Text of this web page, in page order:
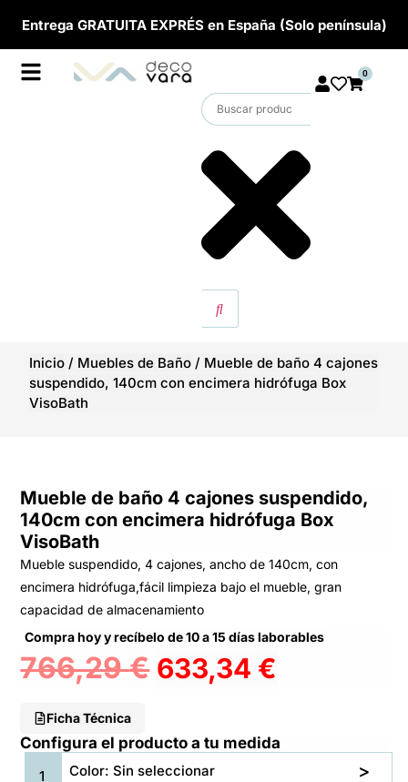
Entrega GRATUITA EXPRÉS en España (Solo península)
0
Inicio / Muebles de Baño / Mueble de baño 4 cajones
suspendido, 140cm con encimera hidrófuga Box
VisoBath
Mueble de baño 4 cajones suspendido,
140cm con encimera hidrófuga Box
VisoBath
Mueble suspendido, 4 cajones, ancho de 140cm, con
encimera hidrófuga,fácil limpieza bajo el mueble, gran
capacidad de almacenamiento
Compra hoy y recíbelo de 10 a 15 días laborables
766,29€ 633,34 €
Ficha Técnica
Configura el producto a tu medida
Color: Sin seleccionar